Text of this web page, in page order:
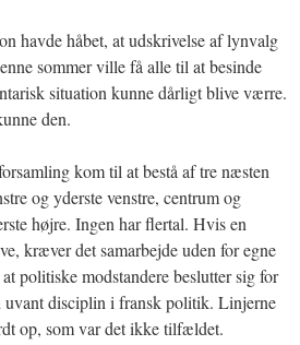
havde håbet, at udskrivelse af lynvalg
sommer ville få alle til at besinde
situation kunne dårligt blive værre.
den.
kom til at bestå af tre næsten
og yderste venstre, centrum og
højre. Ingen har flertal. Hvis en
kræver det samarbejde uden for egne
politiske modstandere beslutter sig for
uvant disciplin i fransk politik. Linjerne
op, som var det ikke tilfældet.